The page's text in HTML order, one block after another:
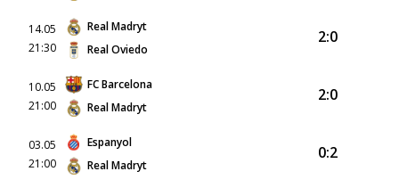
14.05
21:30
Real Madryt
Real Oviedo
2:0
10.05
21:00
FC Barcelona
Real Madryt
2:0
03.05
21:00
Espanyol
Real Madryt
0:2